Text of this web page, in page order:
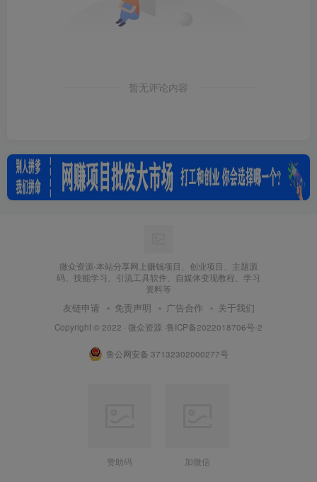
暂无评论内容
微众资源-本站分享网上赚钱项目、创业项目、主题源
码、技能学习、引流工具软件、自媒体变现教程、学习
资料等
友链申请 免责声明 广告合作 关于我们
Copyright © 2022 · 微众资源 ·鲁ICP备2022018706号-2
鲁公网安备 37132302000277号
赞助码 加微信